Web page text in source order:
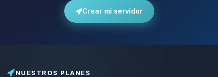
Crear mi servidor
NUESTROS PLANES